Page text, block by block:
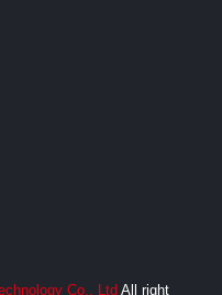
Co., Ltd All right